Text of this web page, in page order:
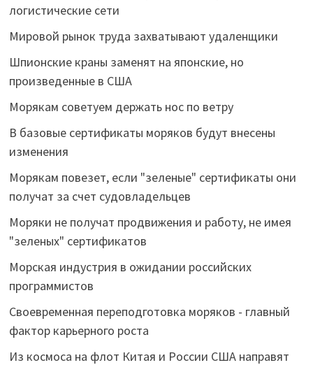
логистические сети
Мировой рынок труда захватывают удаленщики
Шпионские краны заменят на японские, но
произведенные в США
Морякам советуем держать нос по ветру
В базовые сертификаты моряков будут внесены
изменения
Морякам повезет, если "зеленые" сертификаты они
получат за счет судовладельцев
Моряки не получат продвижения и работу, не имея
"зеленых" сертификатов
Морская индустрия в ожидании российских
программистов
Своевременная переподготовка моряков - главный
фактор карьерного роста
Из космоса на флот Китая и России США направят